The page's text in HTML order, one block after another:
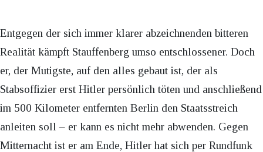
Entgegen der sich immer klarer abzeichnenden bitteren
Realität kämpft Stauffenberg umso entschlossener. Doch
er, der Mutigste, auf den alles gebaut ist, der als
Stabsoffizier erst Hitler persönlich töten und anschließend
im 500 Kilometer entfernten Berlin den Staatsstreich
anleiten soll – er kann es nicht mehr abwenden. Gegen
Mitternacht ist er am Ende, Hitler hat sich per Rundfunk